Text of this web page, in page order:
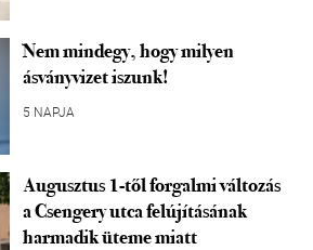
Nem mindegy, hogy milyen
ásványvizet iszunk!
5 NAPJA
Augusztus 1-től forgalmi változás
a Csengery utca felújításának
harmadik üteme miatt